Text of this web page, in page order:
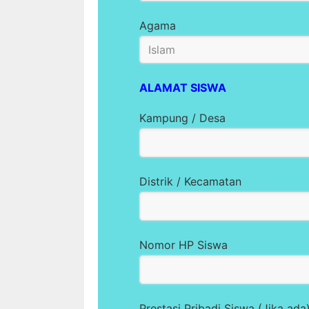
Agama
ALAMAT SISWA
Kampung / Desa
Distrik / Kecamatan
Nomor HP Siswa